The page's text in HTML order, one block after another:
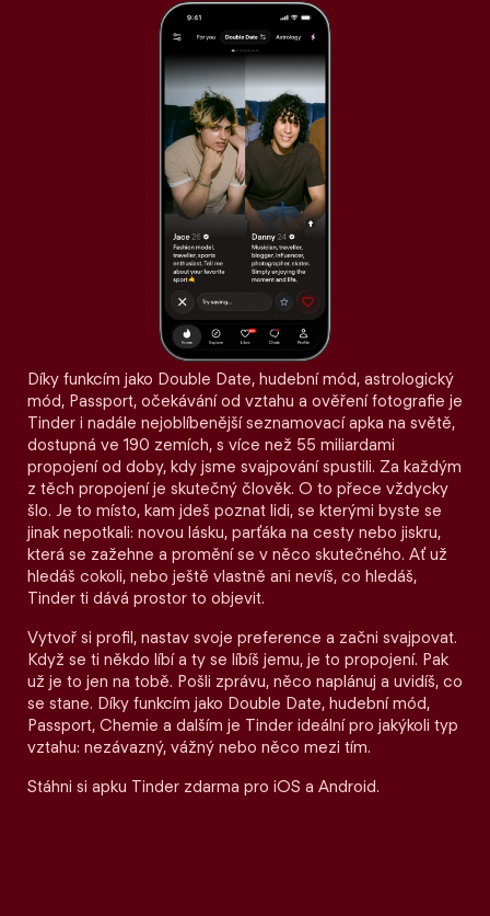
Díky funkcím jako Double Date, hudební mód, astrologický
mód, Passport, očekávání od vztahu a ověření fotografie je
Tinder i nadále nejoblíbenější seznamovací apka na světě,
dostupná ve 190 zemích, s více než 55 miliardami
propojení od doby, kdy jsme svajpování spustili. Za každým
z těch propojení je skutečný člověk. O to přece vždycky
šlo. Je to místo, kam jdeš poznat lidi, se kterými byste se
jinak nepotkali: novou lásku, parťáka na cesty nebo jiskru,
která se zažehne a promění se v něco skutečného. Ať už
hledáš cokoli, nebo ještě vlastně ani nevíš, co hledáš,
Tinder ti dává prostor to objevit.
Vytvoř si profil, nastav svoje preference a začni svajpovat.
Když se ti někdo líbí a ty se líbíš jemu, je to propojení. Pak
už je to jen na tobě. Pošli zprávu, něco naplánuj a uvidíš, co
se stane. Díky funkcím jako Double Date, hudební mód,
Passport, Chemie a dalším je Tinder ideální pro jakýkoli typ
vztahu: nezávazný, vážný nebo něco mezi tím.
Stáhni si apku Tinder zdarma pro iOS a Android.